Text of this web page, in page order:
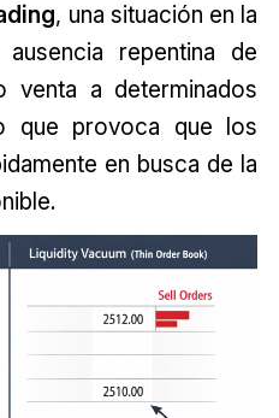
, una situación en la
repentina de
venta a determinados
que provoca que los
en busca de la